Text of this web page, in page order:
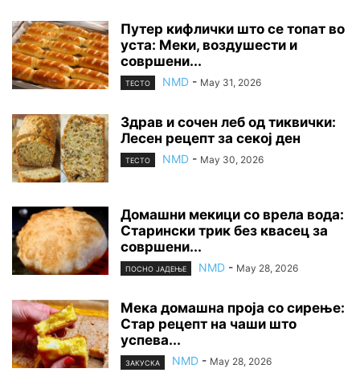
Путер кифлички што се топат во
уста: Меки, воздушести и
совршени...
ТЕСТО NMD - May 31, 2026
Здрав и сочен леб од тиквички:
Лесен рецепт за секој ден
ТЕСТО NMD - May 30, 2026
Домашни мекици со врела вода:
Старински трик без квасец за
совршени...
ПОСНО ЈАДЕЊЕ NMD - May 28, 2026
Мека домашна проја со сирење:
Стар рецепт на чаши што
успева...
ЗАКУСКА NMD - May 28, 2026